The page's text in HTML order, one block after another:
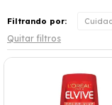
Filtrando por:
Quitar filtros